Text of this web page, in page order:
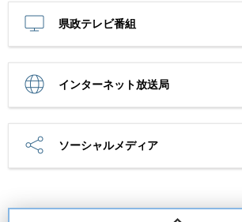
県政テレビ番組
インターネット放送局
ソーシャルメディア